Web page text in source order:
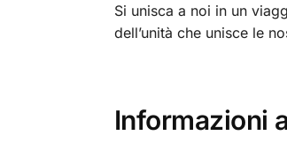
Si unisca a noi in un
dell’unità che unisce le
Informazioni